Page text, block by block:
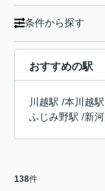
条件から探す
おすすめの駅
川越駅 /本川越駅
ふじみ野駅 /新
138件